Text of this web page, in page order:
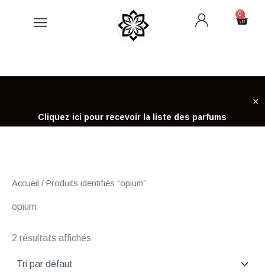
0
Cart
Cliquez ici pour recevoir la liste des parfums
×
Accueil / Produits identifiés “opium”
opium
2 résultats affichés